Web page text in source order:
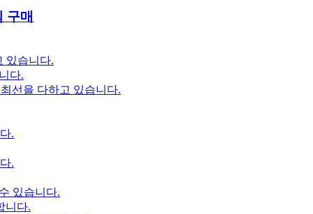
구매
있습니다.
다.
선을 다하고 있습니다.
.
.
있습니다.
니다.